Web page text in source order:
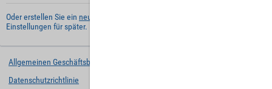
Oder erstellen Sie ein neues Benutzerkonto
Einstellungen für später.
Allgemeinen Geschäftsbedingungen
Datenschutzrichtlinie